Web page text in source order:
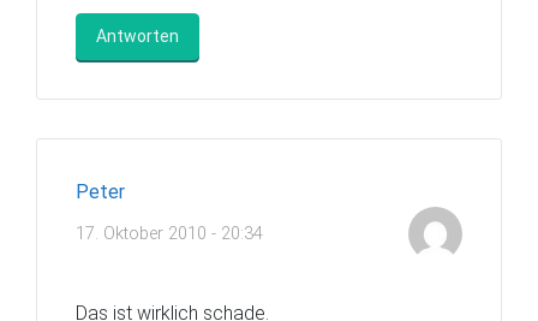
Antworten
Peter
17. Oktober 2010 - 20:34
Das ist wirklich schade.